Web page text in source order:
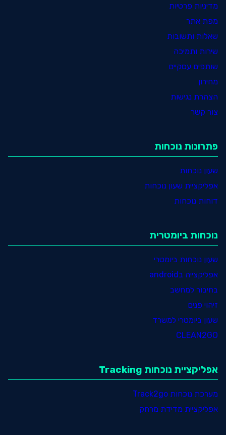
מדיניות פרטיות
מפת אתר
שאלות ותשובות
שירות ותמיכה
שותפים עסקיים
מחירון
הצהרת נגישות
צור קשר
פתרונות נוכחות
שעון נוכחות
אפליקציית שעון נוכחות
דוחות נוכחות
נוכחות ביומטרית
שעון נוכחות ביומטרי
אפליקצייה בandroid
בחיבור למחשב
זיהוי פנים
שעון ביומטרי למשרד
CLEAN2GO
אפליקציית נוכחות Tracking
מערכת נוכחות Track2go
אפליקציית מדידת מרחק